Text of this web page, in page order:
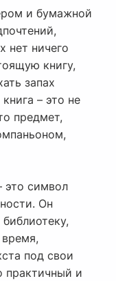
и бумажной
нет ничего
книгу,
запах
– это не
предмет,
это символ
Он
под свои
практичный и